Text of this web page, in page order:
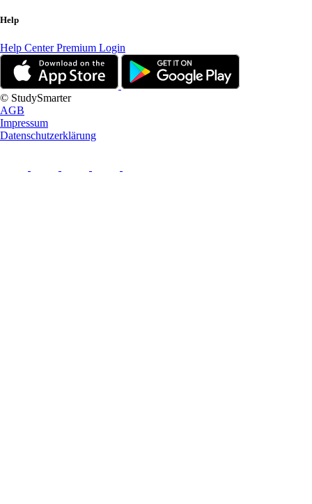
Help
Help CenterPremium Login
© StudySmarter
AGB
Impressum
Datenschutzerklärung